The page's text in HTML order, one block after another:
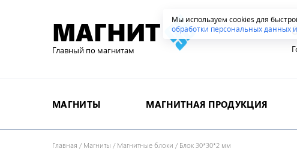
Мы используем cookies для
обработки персональных данных
МАГНИТ
Главный по магнитам
МАГНИТЫ МАГНИТНАЯ ПРОДУКЦИЯ
Главная /Магниты /Магнитные блоки /Блок 30*30*2 мм